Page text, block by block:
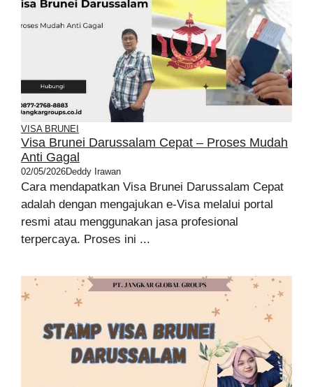
VISA BRUNEI
Visa Brunei Darussalam Cepat – Proses Mudah
Anti Gagal
02/05/2026Deddy Irawan
Cara mendapatkan Visa Brunei Darussalam Cepat
adalah dengan mengajukan e-Visa melalui portal
resmi atau menggunakan jasa profesional
terpercaya. Proses ini ...